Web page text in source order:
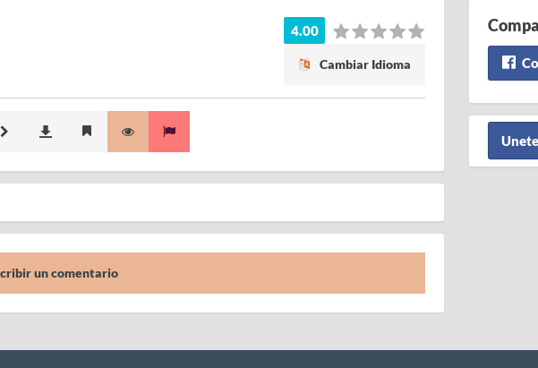
4.00
Cambiar Idioma
un comentario